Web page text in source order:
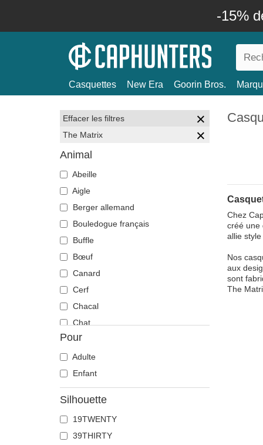
-15%
Casquettes New Era Goorin Bros.
Effacer les filtres
The Matrix
Animal
Abeille
Aigle
Berger allemand
Bouledogue français
Buffle
Bœuf
Canard
Cerf
Chacal
Chat
Cheval
Chèvre
Chien
Chihuahua
Colombe
Coq
Corbeau
Pour
Adulte
Enfant
Silhouette
19TWENTY
39THIRTY
Chez
créé une
allie
Nos
aux
sont
The